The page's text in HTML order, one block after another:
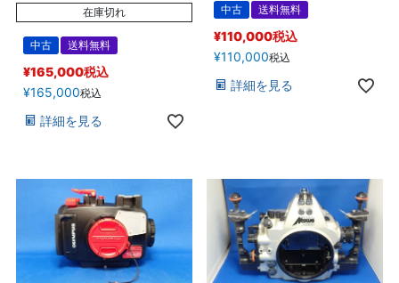
在庫切れ
中古 送料無料
¥165,000税込
¥165,000税込
詳細を見る
中古 送料無料
¥110,000税込
¥110,000税込
詳細を見る